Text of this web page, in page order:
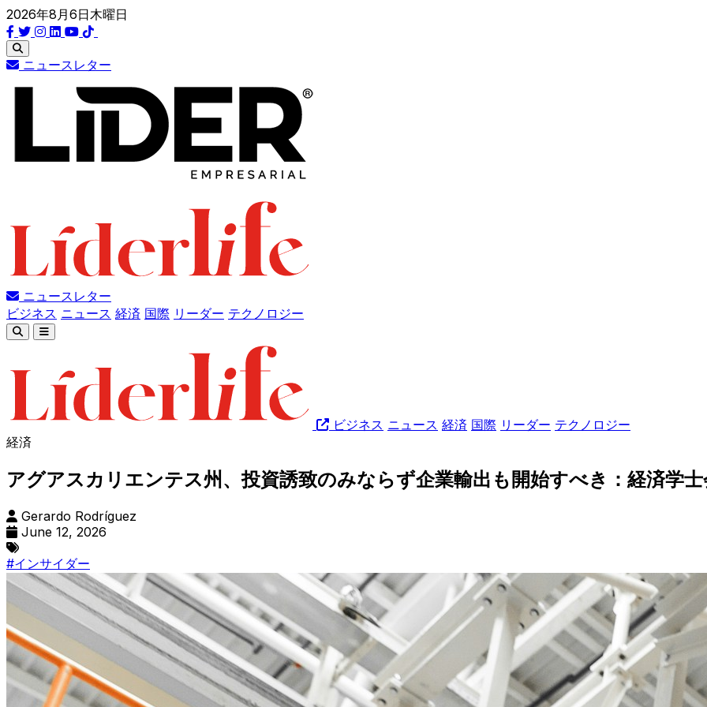
2026年8月6日木曜日
ニュースレター
ニュースレター
ビジネス ニュース 経済 国際 リーダー テクノロジー
ビジネス ニュース 経済 国際 リーダー テクノロジー
経済
アグアスカリエンテス州、投資誘致のみならず企業輸出も開始すべき：経済学士
Gerardo Rodríguez
June 12, 2026
#インサイダー